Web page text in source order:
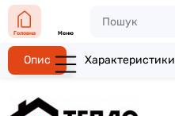
Головна Меню
Опис Характеристики